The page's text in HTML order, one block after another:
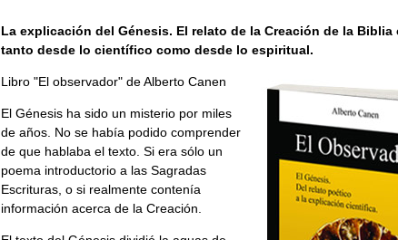
La explicación del Génesis. El relato de la Creación de la Biblia
tanto desde lo científico como desde lo espiritual.
Libro "El observador" de Alberto Canen
El Génesis ha sido un misterio por miles
de años. No se había podido comprender
de que hablaba el texto. Si era sólo un
poema introductorio a las Sagradas
Escrituras, o si realmente contenía
información acerca de la Creación.